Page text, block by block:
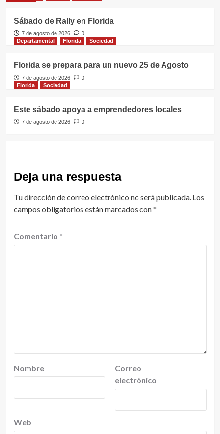
Sábado de Rally en Florida
7 de agosto de 2026
0
Departamental
Florida Sociedad
Florida se prepara para un nuevo 25 de Agosto
7 de agosto de 2026
0
Florida
Sociedad
Este sábado apoya a emprendedores locales
7 de agosto de 2026 0
Deja una respuesta
Tu dirección de correo electrónico no será publicada. Los
campos obligatorios están marcados con*
Comentario *
Nombre
Correo
electrónico
Web